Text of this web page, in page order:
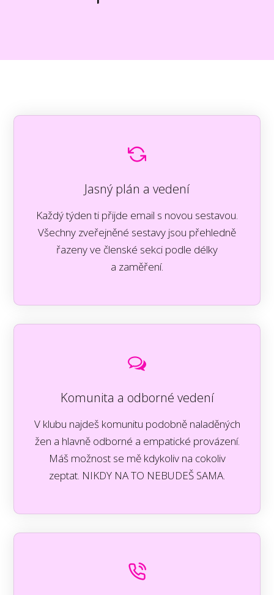
Jasný plán a vedení
Každý týden ti přijde email s novou sestavou.
Všechny zveřejněné sestavy jsou přehledně
řazeny ve členské sekci podle délky
a zaměření.
Komunita a odborné vedení
V klubu najdeš komunitu podobně naladěných
žen a hlavně odborné a empatické provázení.
Máš možnost se mě kdykoliv na cokoliv
zeptat. NIKDY NA TO NEBUDEŠ SAMA.